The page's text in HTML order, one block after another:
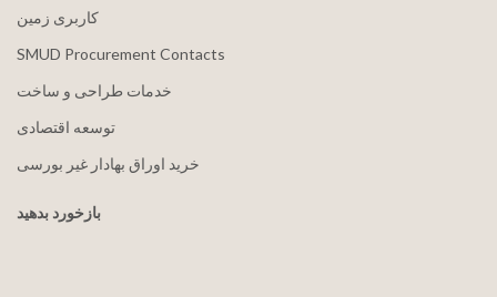
کاربری زمین
SMUD Procurement Contacts
خدمات طراحی و ساخت
توسعه اقتصادی
خرید اوراق بهادار غیر بورسی
بازخورد بدهید